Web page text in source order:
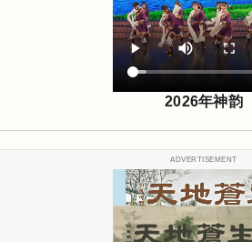
2026年神韵
ADVERTISEMENT